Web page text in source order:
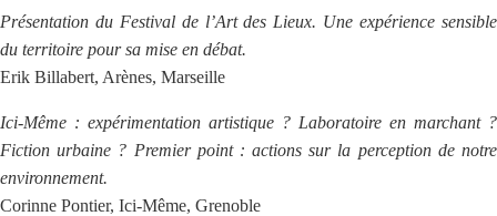
Présentation du Festival de l’Art des Lieux. Une expérience sensible
du territoire pour sa mise en débat.
Erik Billabert, Arènes, Marseille
Ici-Même : expérimentation artistique ? Laboratoire en marchant ?
Fiction urbaine ? Premier point : actions sur la perception de notre
environnement.
Corinne Pontier, Ici-Même, Grenoble